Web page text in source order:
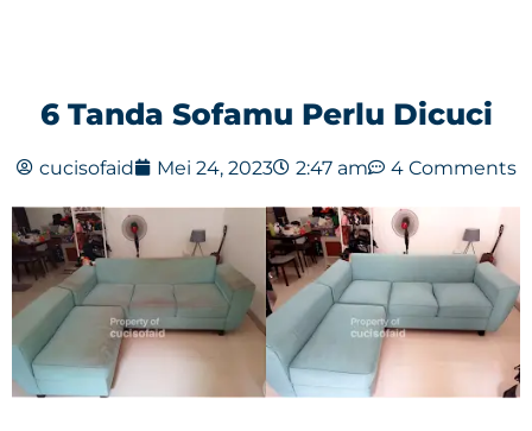
6 Tanda Sofamu Perlu Dicuci
cucisofaid Mei 24, 2023 2:47 am 4 Comments